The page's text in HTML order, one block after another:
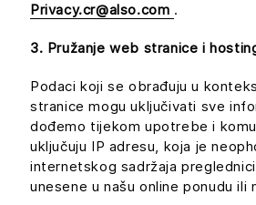
Privacy.cr@also.com .
3. Pružanje web stranice i
Podaci koji se obrađuju u
stranice mogu uključivati sve
dođemo tijekom upotrebe i
uključuju IP adresu, koja je
internetskog sadržaja
unesene u našu online ponudu ili